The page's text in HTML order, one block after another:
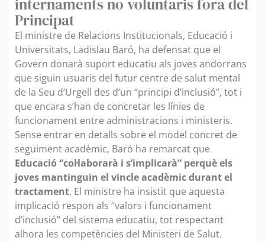
Principat
El ministre de Relacions Institucionals, Educació i
Universitats, Ladislau Baró, ha defensat que el
Govern donarà suport educatiu als joves andorrans
que siguin usuaris del futur centre de salut mental
de la Seu d’Urgell des d’un “principi d’inclusió”, tot i
que encara s’han de concretar les línies de
funcionament entre administracions i ministeris.
Sense entrar en detalls sobre el model concret de
seguiment acadèmic, Baró ha remarcat que
Educació “col·laborarà i s’implicarà” perquè els
joves mantinguin el vincle acadèmic durant el
tractament. El ministre ha insistit que aquesta
implicació respon als “valors i funcionament
d’inclusió” del sistema educatiu, tot respectant
alhora les competències del Ministeri de Salut.